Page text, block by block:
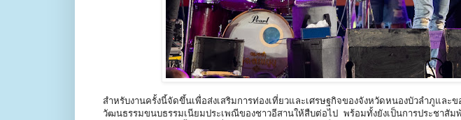
สำหรับงานครั้งนี้จัดขึ้นเพื่อส่งเสริมการท่องเที่ยวและเศรษฐกิจของจังหวัดหนองบัวลำภูและ
วัฒนธรรมขนบธรรมเนียมประเพณีของชาวอีสานให้สืบต่อไป พร้อมทั้งยังเป็นการประชาสั